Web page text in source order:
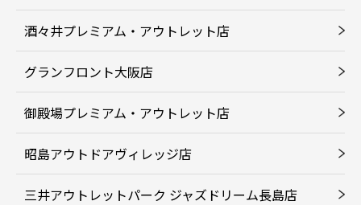
酒々井プレミアム・アウトレット店
グランフロント大阪店
御殿場プレミアム・アウトレット店
昭島アウトドアヴィレッジ店
三井アウトレットパーク ジャズドリーム長島店